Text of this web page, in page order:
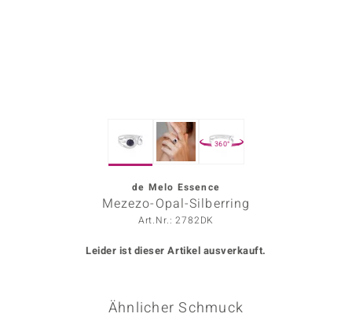
360°
de Melo Essence
Mezezo-Opal-Silberring
Art.Nr.: 2782DK
Leider ist dieser Artikel ausverkauft.
Ähnlicher Schmuck